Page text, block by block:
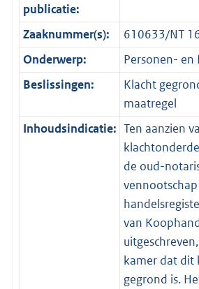
publicatie:
Zaaknummer(s):
610633/NT
Onderwerp:
Personen- en
Beslissingen:
Klacht
maatregel
Inhoudsindicatie: Ten aanzien
de oud-
van
kamer dat dit
gegrond is.